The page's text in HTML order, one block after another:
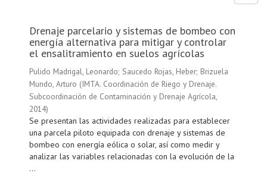
Drenaje parcelario y sistemas de bombeo con
energía alternativa para mitigar y controlar
el ensalitramiento en suelos agrícolas
Pulido Madrigal, Leonardo; Saucedo Rojas, Heber; Brizuela
Mundo, Arturo (IMTA. Coordinación de Riego y Drenaje.
Subcoordinación de Contaminación y Drenaje Agrícola,
2014)
Se presentan las actividades realizadas para establecer
una parcela piloto equipada con drenaje y sistemas de
bombeo con energía eólica o solar, así como medir y
analizar las variables relacionadas con la evolución de la
...